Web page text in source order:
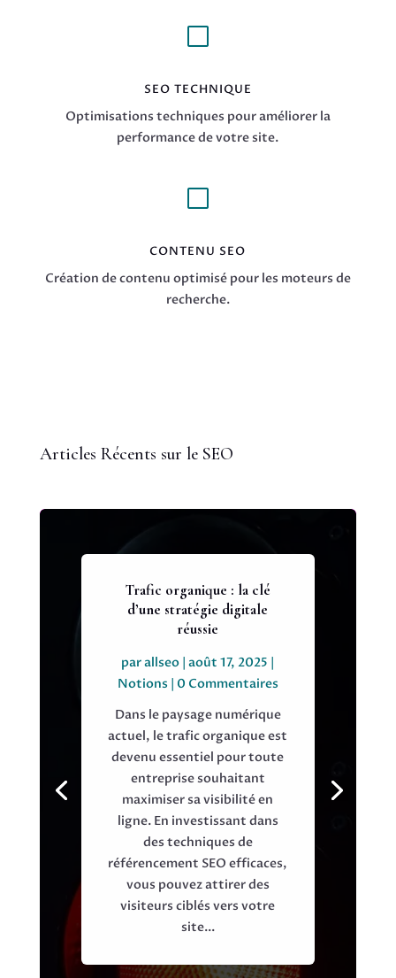
V
SEO TECHNIQUE
Optimisations techniques pour améliorer la
performance de votre site.
V
CONTENU SEO
Création de contenu optimisé pour les moteurs de
recherche.
Articles Récents sur le SEO
Trafic organique : la clé
d’une stratégie digitale
réussie
parallseo |août 17, 2025 |
Notions| 0 Commentaires
Dans le paysage numérique
actuel, le trafic organique est
devenu essentiel pour toute
entreprise souhaitant
maximiser sa visibilité en
ligne. En investissant dans
des techniques de
référencement SEO efficaces,
vous pouvez attirer des
visiteurs ciblés vers votre
site...